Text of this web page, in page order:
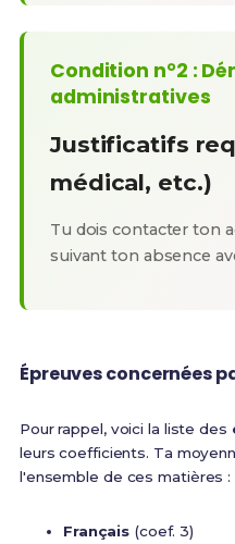
Condition n°2 :
administratives
Justificatifs
médical, etc.)
Tu dois contacter ton
suivant ton absence
Épreuves concernées
Pour rappel, voici la liste des
leurs coefficients. Ta
l'ensemble de ces matières :
Français (coef. 3)